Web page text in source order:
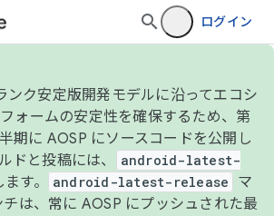
ログイン
ンク安定版開発モデルに沿ってエコシ
ォームの安定性を確保するため、第
期に AOSP にソースコードを公開し
ドと投稿には、
android-latest-
す。 android-latest-release
マ
は、常に AOSP にプッシュされた最